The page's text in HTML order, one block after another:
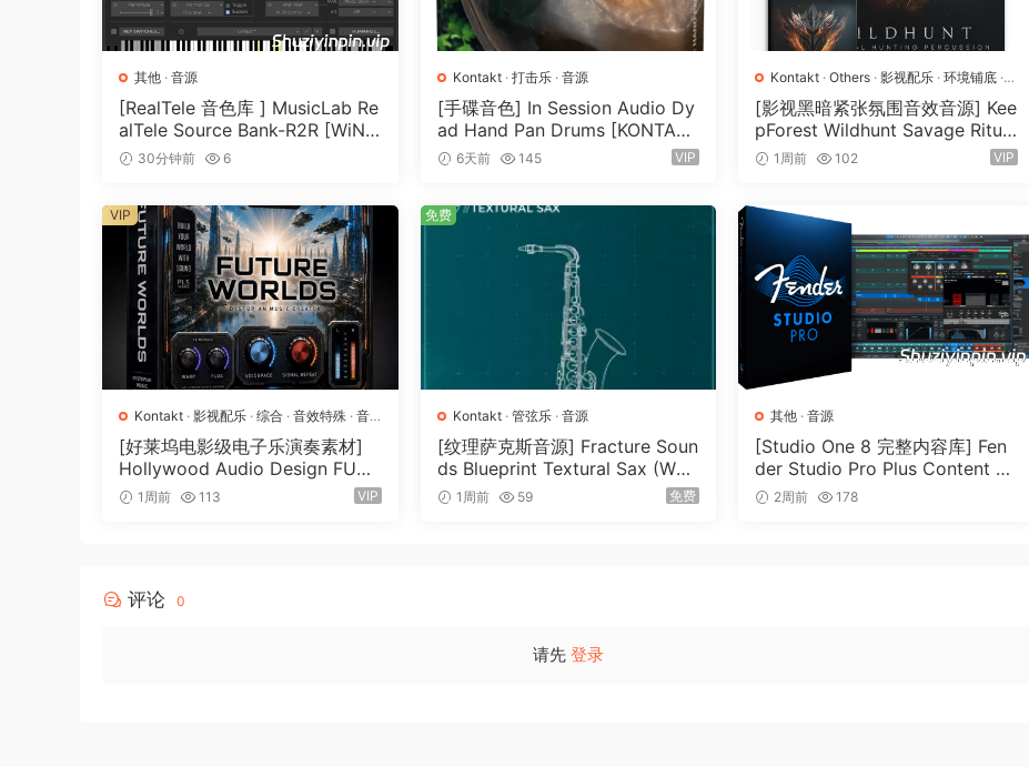
then let the second note fold into the release of the first note so that they sound like one gesture. If these
notes were recorded separately, then stitched together later, it wouldn’t have the same nuance.
It’s gratifying to play these two-note slurs across different dynamics. To capture this feeling, the samples are
all recorded as swells. At the beginning of the swell, the second note can be played so lightly that the pitch is
hardly perceptible. It’s like a ghost note. Then, as the sound grows, the slurs naturally change and adapt to
Like many other Osterhouse Sounds libraries, these are not standard string articulations. It’s a specific playing
style which happens to work well when mapped to a piano keyboard. The hope is that this particular style of
playing inspires you to explore new ways of using strings in your music, either in sample libraries, or when
working with session musicians.
Features
– Quarters, Eighths, and Sixteenths articulations
– Midi clips, available from a built in “ideas” browser. 80 total.
– Natural and intuitive sample playback, using the ripple engine
– 684 samples, recorded at 110 BPM (each sample is a 2 or 4 measure loop)
Requires the FULL version of NI Kontakt v6.8 or above!
其他 · 音源
[RealTele 音色库 ] MusicLab Re
alTele Source Bank-R2R [WiN]
（13.7MB）
30分钟前 6
Kontakt· 打击乐· 音源
[手碟音色] In Session Audio Dy
ad Hand Pan Drums [KONTAK
T]（4.33GB）
6天前 145 VIP
Kontakt ·Others ·影视配乐 ·环境铺底 ·
素材 ·采样·音效特殊·音源
[影视黑暗紧张氛围音效音源] Kee
pForest Wildhunt Savage Ritual
Tension [WAV, KONTAKT]（7.6
1周前 102 VIP
Kontakt · 影视配乐 · 综合 · 音效特殊 · 音
源
[好莱坞电影级电子乐演奏素材]
Hollywood Audio Design FUTU
RE WORLDS [KONTAKT]（2.52
1周前 113 VIP
VIP
Kontakt· 管弦乐· 音源
[纹理萨克斯音源] Fracture Soun
ds Blueprint Textural Sax (Woo
dwind Experiments) [KONTAK
1周前 59 免费
免费
其他 ·音源
[Studio One 8 完整内容库] Fen
der Studio Pro Plus Content 2
026-R2R（166GB）
2周前 178
评论 0
请先 登录